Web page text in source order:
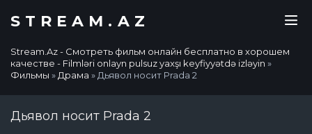
STREAM.AZ
Stream.Az - Смотреть фильм онлайн бесплатно в хорошем
качестве - Filmləri onlayn pulsuz yaxşı keyfiyyətdə izləyin »
Фильмы » Драма » Дьявол носит Prada 2
Дьявол носит Prada 2